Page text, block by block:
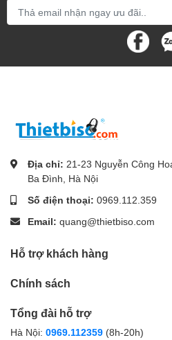
Địa chỉ: 21-23 Nguyễn Công
Ba Đình, Hà Nội
Số điện thoại: 0969.112.359
Email: quang@thietbiso.com
Hỗ trợ khách hàng
Chính sách
Tổng đài hỗ trợ
Hà Nội: 0969.112359 (8h-20h)